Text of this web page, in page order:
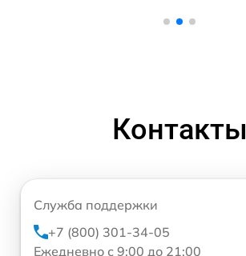
Контакты
Служба поддержки
+7 (800) 301-34-05
Ежедневно с 9:00 до 21:00